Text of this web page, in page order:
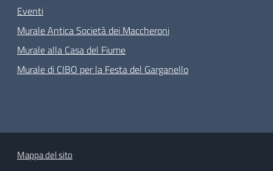
Eventi
Murale Antica Società dei Maccheroni
Murale alla Casa del Fiume
Murale di CIBO per la Festa del Garganello
Mappa del sito